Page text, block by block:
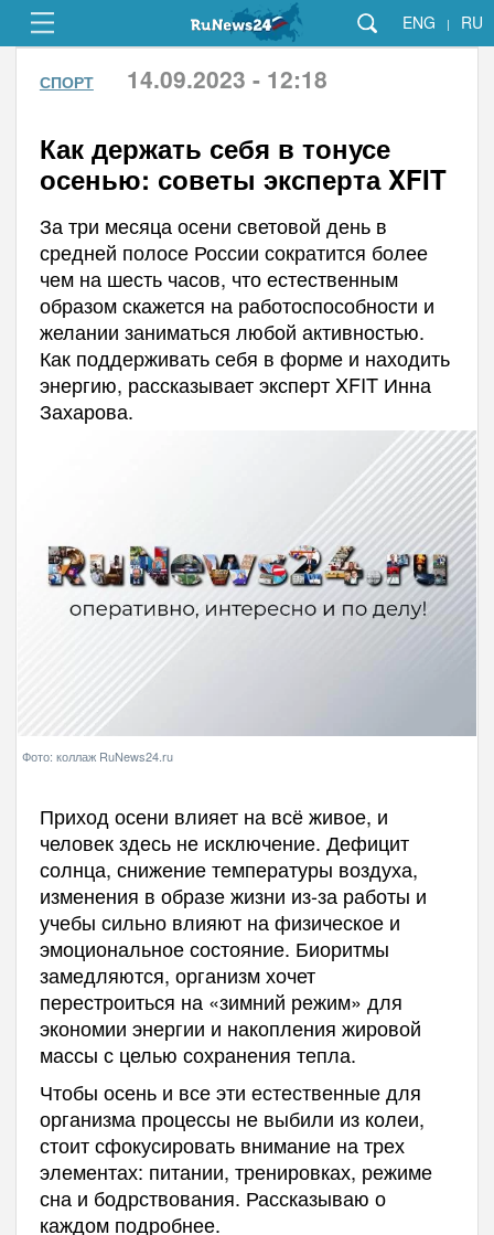
ENG | RU
СПОРТ 14.09.2023 - 12:18
Как держать себя в тонусе
осенью: советы эксперта XFIT
За три месяца осени световой день в
средней полосе России сократится более
чем на шесть часов, что естественным
образом скажется на работоспособности и
желании заниматься любой активностью.
Как поддерживать себя в форме и находить
энергию, рассказывает эксперт XFIT Инна
Захарова.
Фото: коллаж RuNews24.ru
Приход осени влияет на всё живое, и
человек здесь не исключение. Дефицит
солнца, снижение температуры воздуха,
изменения в образе жизни из-за работы и
учебы сильно влияют на физическое и
эмоциональное состояние. Биоритмы
замедляются, организм хочет
перестроиться на «зимний режим» для
экономии энергии и накопления жировой
массы с целью сохранения тепла.
Чтобы осень и все эти естественные для
организма процессы не выбили из колеи,
стоит сфокусировать внимание на трех
элементах: питании, тренировках, режиме
сна и бодрствования. Рассказываю о
каждом подробнее.